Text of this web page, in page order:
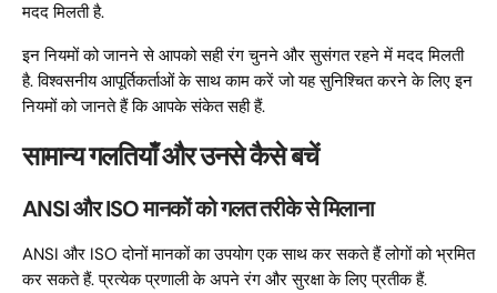
मदद मिलती है.
इन नियमों को जानने से आपको सही रंग चुनने और सुसंगत रहने में मदद मिलती
है. विश्वसनीय आपूर्तिकर्ताओं के साथ काम करें जो यह सुनिश्चित करने के लिए इन
नियमों को जानते हैं कि आपके संकेत सही हैं.
सामान्य गलतियाँ और उनसे कैसे बचें
ANSI और ISO मानकों को गलत तरीके से मिलाना
ANSI और ISO दोनों मानकों का उपयोग एक साथ कर सकते हैं लोगों को भ्रमित
कर सकते हैं. प्रत्येक प्रणाली के अपने रंग और सुरक्षा के लिए प्रतीक हैं.